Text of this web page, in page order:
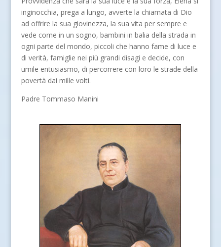
inginocchia, prega a lungo, avverte la chiamata di Dio
ad offrire la sua giovinezza, la sua vita per sempre e
vede come in un sogno, bambini in balia della strada in
ogni parte del mondo, piccoli che hanno fame di luce e
di verità, famiglie nei più grandi disagi e decide, con
umile entusiasmo, di percorrere con loro le strade della
povertà dai mille volti.
Padre Tommaso Manini